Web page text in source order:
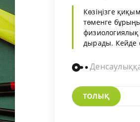
Көзіңізге
төменге
дырады. Кейде
ТОЛЫҚ